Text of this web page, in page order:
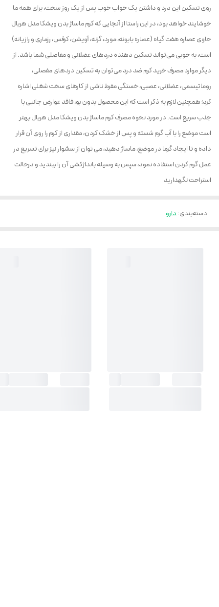
روی تسکین این درد و داشتن یک خواب خوب پس از یک روز سخت، برای همه ما
خوشایند خواهد بود، در این راستا از آنجایی که کرم ماساژ بدن ویشکا مدل هربال
حاوی عصاره هفت گیاه (عصاره بابونه، مورد، گزنه، آویشن، کرفس، رزماری و رازیانه)
است، به خوبی می‌تواند تسکین دهنده دردهای عضلانی و مفاصلی شما باشد. از
دیگر موارد مصرف خرید کرم ضد درد می‌توان به تسکین دردهای مفصلی،
روماتیسمی، عضلانی، عصبی، خستگی مفرط ناشی از کارهای سخت شغلی اشاره
کرد؛ همچنین لازم به ذکر است که این محصول بدون بو، فاقد عوارض جانبی با
جذب سریع است. در مورد نحوه مصرف کرم ماساژ بدن ویشکا مدل هربال بهتر
است موضع را با آب گرم شسته و پس از خشک کردن، مقداری از کرم را روی آن قرار
داده و تا ایجاد گرما در موضع، ماساژ دهید، می توان از سشوار نیز برای تسریع در
عمل گرم کردن استفاده نمود، سپس به وسیله بانداژکشی آن را ببندید و درحالت
استراحت نگهدارید
دسته‌بندی:دارو